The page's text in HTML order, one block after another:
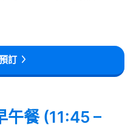
訂
午餐 (11:45 –